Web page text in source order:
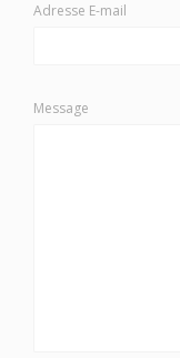
Adresse E-mail
Message